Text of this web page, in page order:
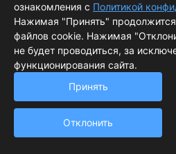
© ArcticPost. Информация сайта
авторских правах.
Согласие на обработку
Политика обработки
Powered by
ознакомления с Политикой
Нажимая "Принять"
файлов cookie. Нажимая
не будет проводиться, за
функционирования сайта.
Принять
Отклонить